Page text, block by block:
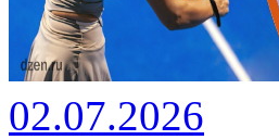
02.07.2026